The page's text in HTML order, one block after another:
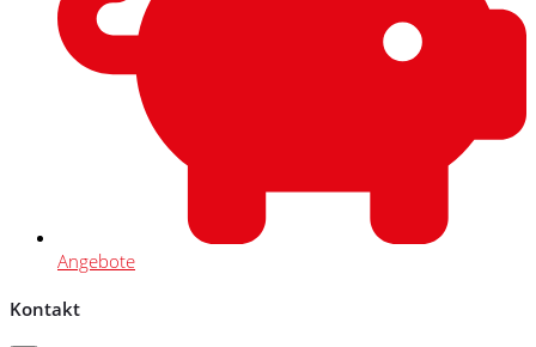
Angebote
Kontakt